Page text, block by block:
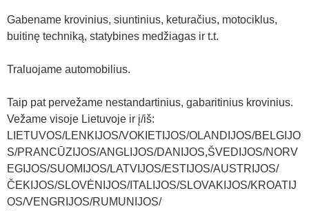
Gabename krovinius, siuntinius, keturačius, motociklus,
buitinę techniką, statybines medžiagas ir t.t.
Traluojame automobilius.
Taip pat pervežame nestandartinius, gabaritinius krovinius.
Vežame visoje Lietuvoje ir į/iš:
LIETUVOS/LENKIJOS/VOKIETIJOS/OLANDIJOS/BELGIJO
S/PRANCŪZIJOS/ANGLIJOS/DANIJOS,ŠVEDIJOS/NORV
EGIJOS/SUOMIJOS/LATVIJOS/ESTIJOS/AUSTRIJOS/
ČEKIJOS/SLOVĖNIJOS/ITALIJOS/SLOVAKIJOS/KROATIJ
OS/VENGRIJOS/RUMUNIJOS/